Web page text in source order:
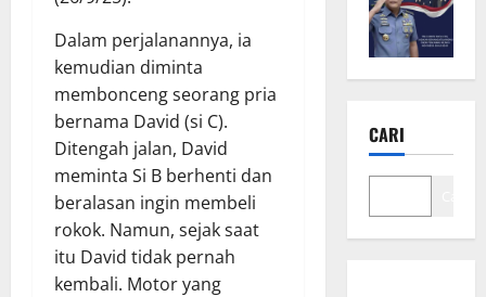
Dalam perjalanannya, ia
kemudian diminta
membonceng seorang pria
bernama David (si C).
Ditengah jalan, David
meminta Si B berhenti dan
beralasan ingin membeli
rokok. Namun, sejak saat
itu David tidak pernah
kembali. Motor yang
CARI